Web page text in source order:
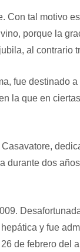
Con tal motivo
porque la
al contrario
fue destinado
la que en
durante dos
y fue
de febrero del